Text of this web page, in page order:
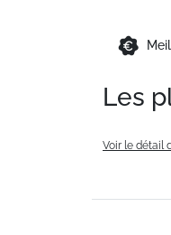
Les
Voir le détail